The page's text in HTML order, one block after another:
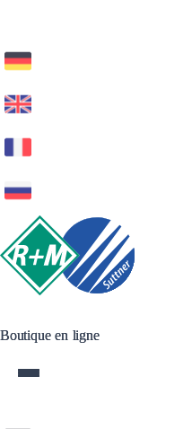
Boutique en ligne
Boutique en ligne